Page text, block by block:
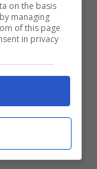
on the basis
managing
of this page
in privacy